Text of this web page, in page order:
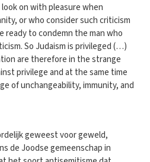
on with pleasure when
or who consider such criticism
ready to condemn the man who
So Judaism is privileged (…)
are therefore in the strange
privilege and at the same time
of unchangeability, immunity, and
geweest voor geweld,
de Joodse gemeenschap in